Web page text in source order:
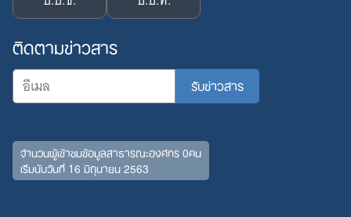
ติดตามข่าวสาร
จำนวนผู้เข้าชมข้อมูลสาธารณะองค์กร 0คน
เริ่มนับวันที่ 16 มิถุนายน 2563